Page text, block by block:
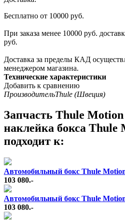
Бесплатно от 10000 руб.
При заказа менее 10000 руб.
руб.
Доставка за пределы КАД
менеджером магазина.
Технические характеристики
Добавить к сравнению
ПроизводительThule (Швеция)
Запчасть Thule
наклейка бокса Thule
подходит к:
Автомобильный бокс Thule
103 080.-
Автомобильный бокс Thule
103 080.-